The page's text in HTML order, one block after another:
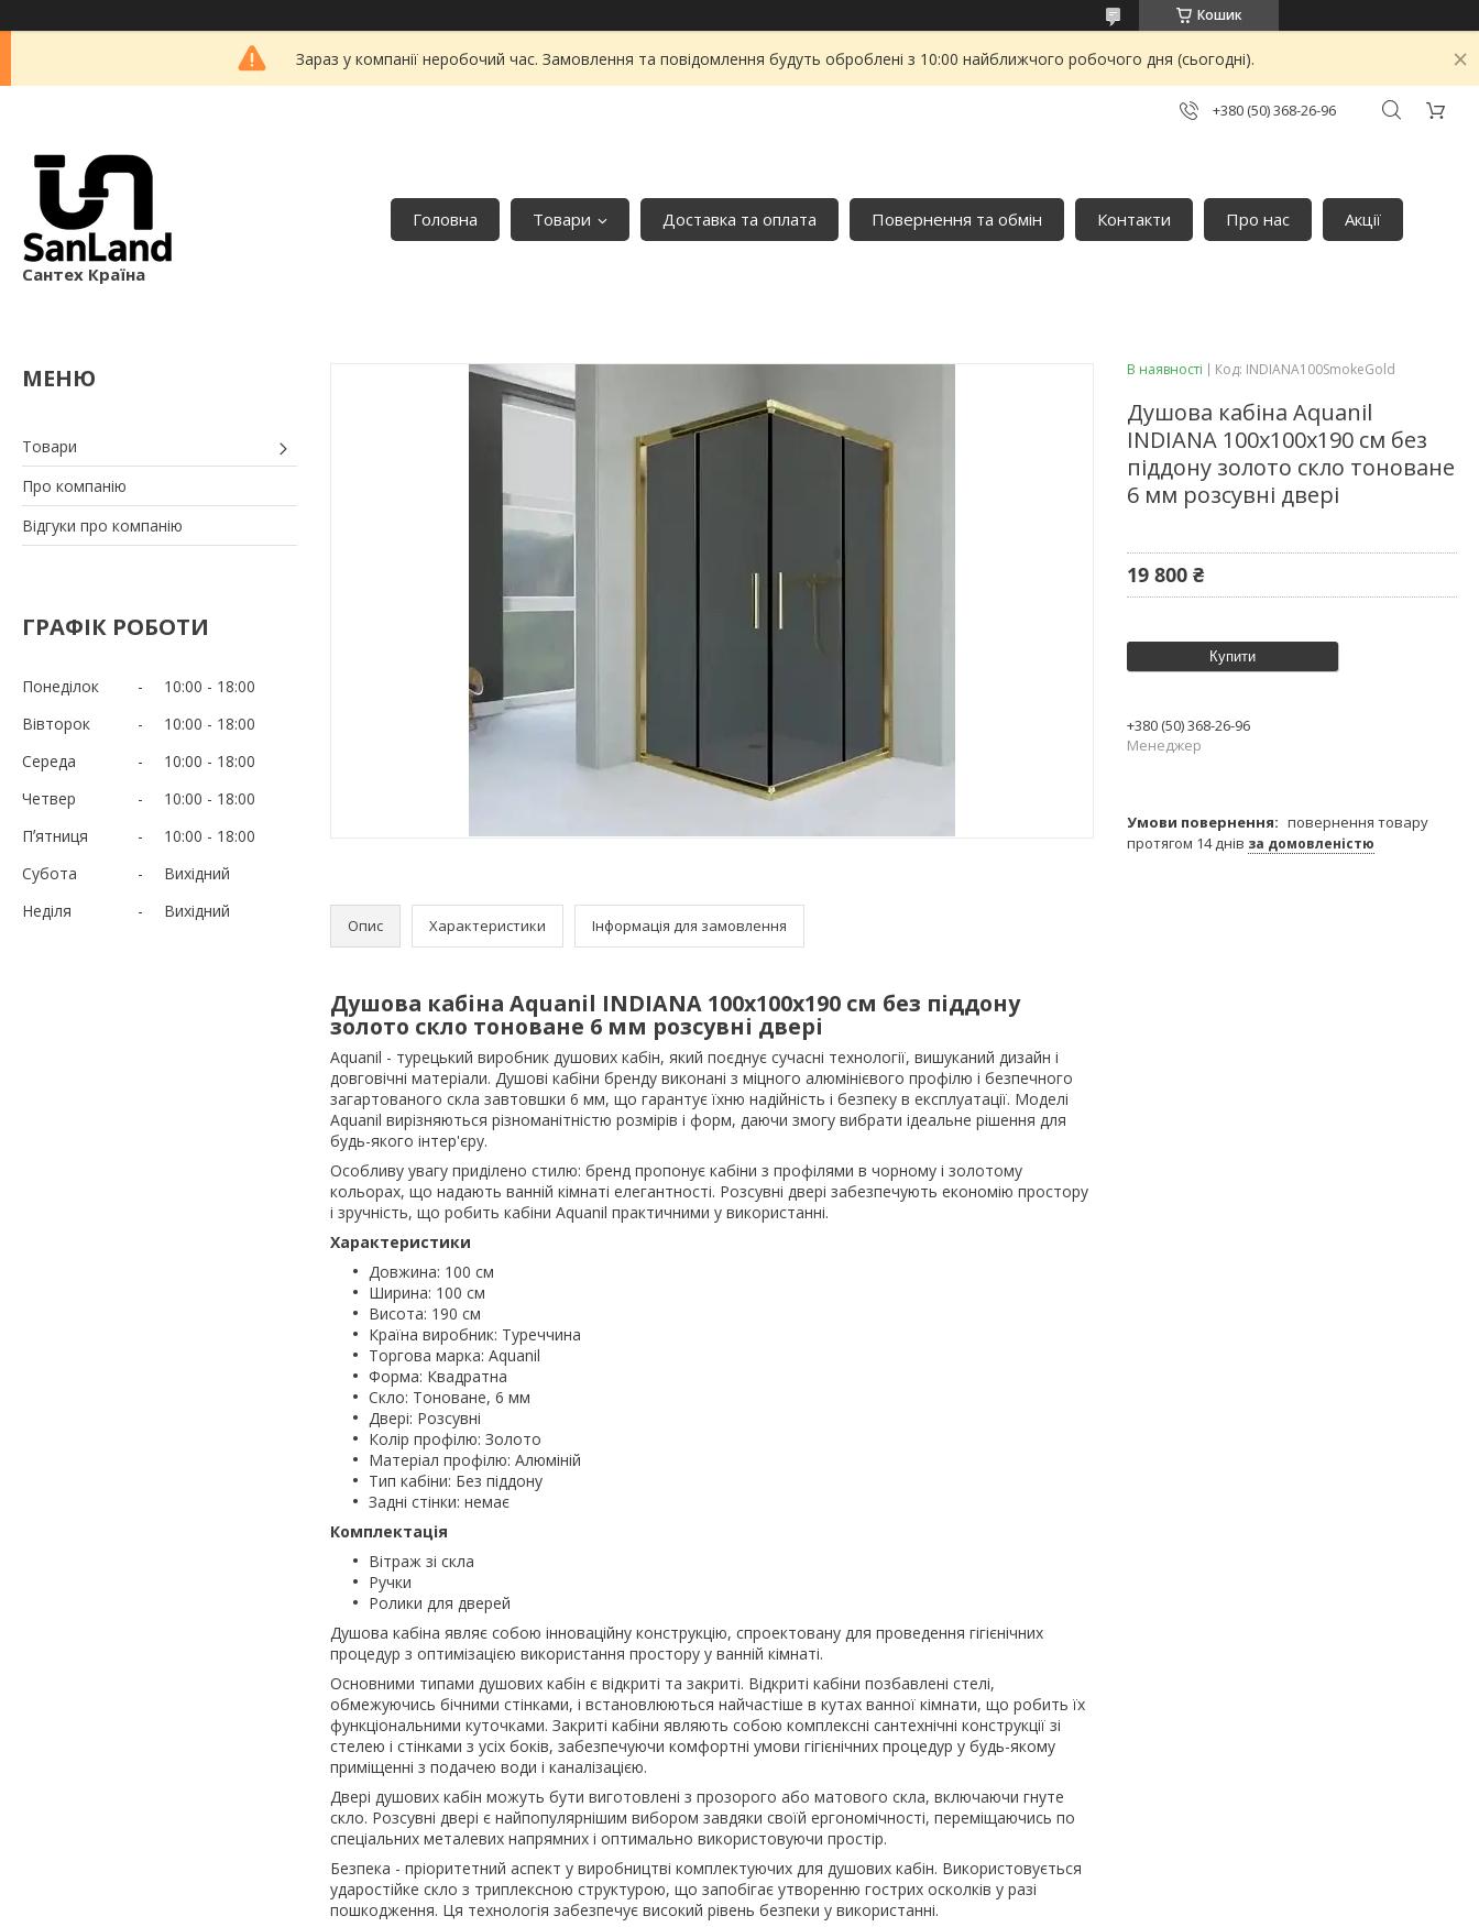
Кошик
Зараз у компанії неробочий час. Замовлення та повідомлення будуть оброблені з 10:00 найближчого робочого дня (сьогодні).
+380 (50) 368-26-96
Сантех Країна
Головна Товари Доставка та оплата Повернення та обмін Контакти Про нас Акції
Товари
Про компанію
Відгуки про компанію
ГРАФІК РОБОТИ
Понеділок 10:00
18:00
Вівторок
10:00
18:00
Середа
10:00
18:00
Четвер
10:00
18:00
Пʼятниця
10:00
18:00
Субота
Вихідний
Неділя
Вихідний
Опис Характеристики Інформація для замовлення
Душова кабіна Aquanil INDIANA 100x100x190 см без піддону
золото скло тоноване 6 мм розсувні двері
Aquanil - турецький виробник душових кабін, який поєднує сучасні технології, вишуканий дизайн і
довговічні матеріали. Душові кабіни бренду виконані з міцного алюмінієвого профілю і безпечного
загартованого скла завтовшки 6 мм, що гарантує їхню надійність і безпеку в експлуатації. Моделі
Aquanil вирізняються різноманітністю розмірів і форм, даючи змогу вибрати ідеальне рішення для
будь-якого інтер'єру.
Особливу увагу приділено стилю: бренд пропонує кабіни з профілями в чорному і золотому
кольорах, що надають ванній кімнаті елегантності. Розсувні двері забезпечують економію простору
і зручність, що робить кабіни Aquanil практичними у використанні.
Характеристики
Довжина: 100 см
Ширина: 100 см
Висота: 190 см
Країна виробник: Туреччина
Торгова марка: Aquanil
Форма: Квадратна
Скло: Тоноване, 6 мм
Двері: Розсувні
Колір профілю: Золото
Матеріал профілю: Алюміній
Тип кабіни: Без піддону
Задні стінки: немає
Комплектація
Вітраж зі скла
Ручки
Ролики для дверей
Душова кабіна являє собою інноваційну конструкцію, спроектовану для проведення гігієнічних
процедур з оптимізацією використання простору у ванній кімнаті.
Основними типами душових кабін є відкриті та закриті. Відкриті кабіни позбавлені стелі,
обмежуючись бічними стінками, і встановлюються найчастіше в кутах ванної кімнати, що робить їх
функціональними куточками. Закриті кабіни являють собою комплексні сантехнічні конструкції зі
стелею і стінками з усіх боків, забезпечуючи комфортні умови гігієнічних процедур у будь-якому
приміщенні з подачею води і каналізацією.
Двері душових кабін можуть бути виготовлені з прозорого або матового скла, включаючи гнуте
скло. Розсувні двері є найпопулярнішим вибором завдяки своїй ергономічності, переміщаючись по
спеціальних металевих напрямних і оптимально використовуючи простір.
Безпека - пріоритетний аспект у виробництві комплектуючих для душових кабін. Використовується
ударостійке скло з триплексною структурою, що запобігає утворенню гострих осколків у разі
пошкодження. Ця технологія забезпечує високий рівень безпеки у використанні.
В наявності Код: INDIANA100SmokeGold
Душова кабіна Aquanil
INDIANA 100x100x190 см без
піддону золото скло тоноване
6 мм розсувні двері
19 800 ₴
Купити
+380 (50) 368-26-96
Менеджер
повернення товару
протягом 14 днів за домовленістю